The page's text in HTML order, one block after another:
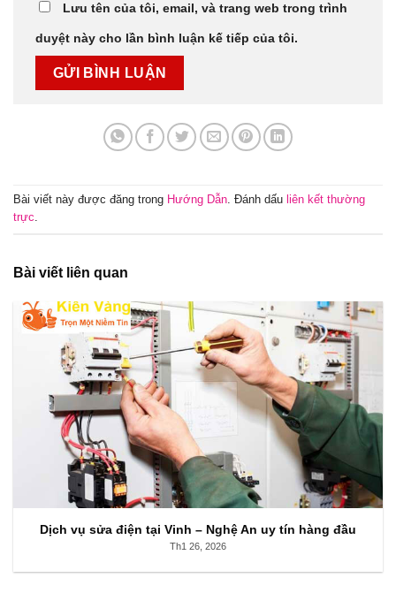
Lưu tên của tôi, email, và trang web trong trình
duyệt này cho lần bình luận kế tiếp của tôi.
Bài viết này được đăng trong Hướng Dẫn. Đánh dấu liên kết thường
trực.
Bài viết liên quan
Dịch vụ sửa điện tại Vinh – Nghệ An uy tín hàng đầu
Th1 26, 2026